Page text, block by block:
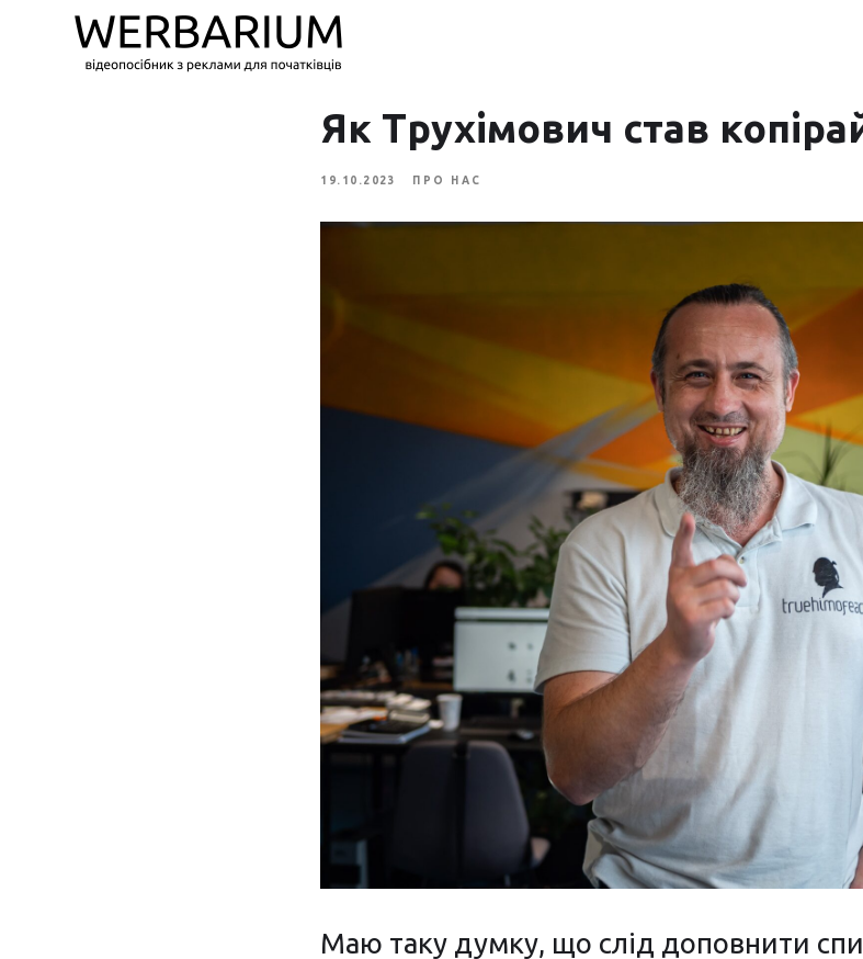
Як Трухімович став
19.10.2023 ПРО НАС
Маю таку думку, що слід доповнити